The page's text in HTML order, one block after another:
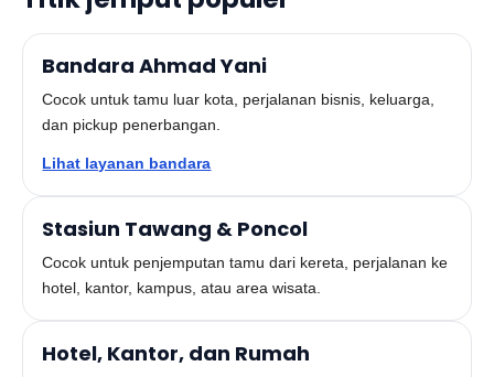
Bandara Ahmad Yani
Cocok untuk tamu luar kota, perjalanan bisnis, keluarga,
dan pickup penerbangan.
Lihat layanan bandara
Stasiun Tawang & Poncol
Cocok untuk penjemputan tamu dari kereta, perjalanan ke
hotel, kantor, kampus, atau area wisata.
Hotel, Kantor, dan Rumah